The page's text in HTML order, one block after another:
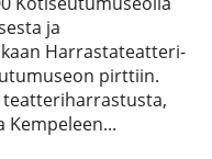
ja
Harrastateatteri-
pirttiin.